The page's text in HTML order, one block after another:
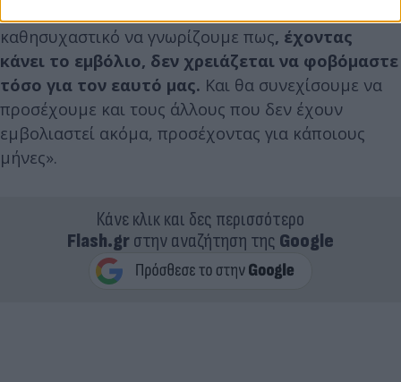
καθησυχαστικό να γνωρίζουμε πως, έχοντας
κάνει το εμβόλιο, δεν χρειάζεται να φοβόμαστε
τόσο για τον εαυτό μας. Και θα συνεχίσουμε να
προσέχουμε και τους άλλους που δεν έχουν
εμβολιαστεί ακόμα, προσέχοντας για κάποιους
μήνες».
Κάνε κλικ και δες περισσότερο
Flash.grστην αναζήτηση της Google